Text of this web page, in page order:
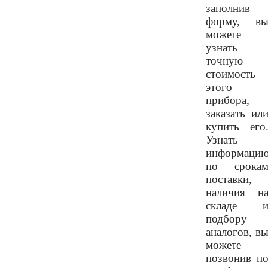
заполнив
форму, вы
можете
узнать
точную
стоимость
этого
прибора,
заказать или
купить его.
Узнать
по срокам
поставки,
наличия на
складе и
подбору
аналогов, вы
можете
позвонив по